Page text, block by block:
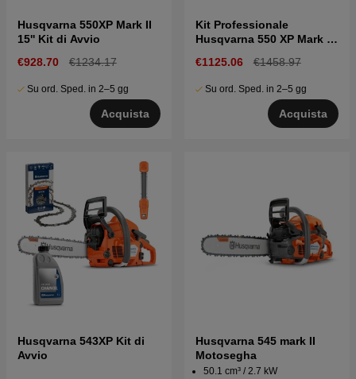
Husqvarna 550XP Mark II
15'' Kit di Avvio
€928.70
€1234.17
Su ord. Sped. in 2–5 gg
Acquista
Kit Professionale
Husqvarna 550 XP Mark II
€1125.06 €1458.97
Su ord. Sped. in 2–5 gg
Acquista
Husqvarna 543XP Kit di
Avvio
Husqvarna 545 mark II
Motosegha
50.1 cm³ / 2.7 kW